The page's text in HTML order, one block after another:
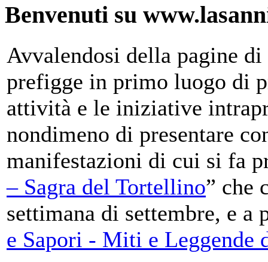
Benvenuti su
Avvalendosi della pagine
prefigge in primo luogo di
attività e le iniziative
nondimeno di presentare
manifestazioni di cui si fa
– Sagra del Tortellino” che
settimana di settembre, e a
e Sapori - Miti e Leggende